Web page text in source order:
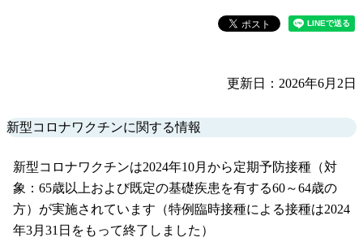
更新日：2026年6月2日
新型コロナワクチンに関する情報
新型コロナワクチンは2024年10月から定期予防接種（対
象：65歳以上および既定の基礎疾患を有する60～64歳の
方）が実施されています（特例臨時接種による接種は2024
年3月31日をもって終了しました）